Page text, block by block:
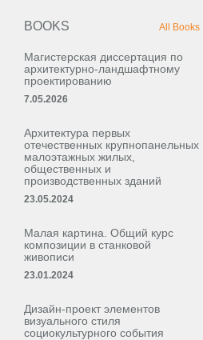
BOOKS All Books
Магистерская диссертация по
архитектурно-ландшафтному
проектированию
7.05.2026
Архитектура первых
отечественных крупнопанельных
малоэтажных жилых,
общественных и
производственных зданий
23.05.2024
Малая картина. Общий курс
композиции в станковой
живописи
23.01.2024
Дизайн-проект элементов
визуального стиля
социокультурного события